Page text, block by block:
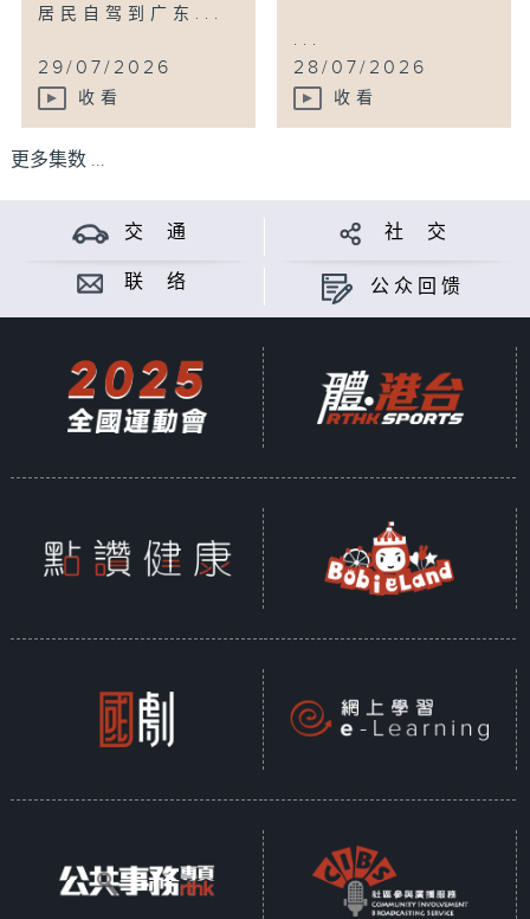
居民自驾到广东...
29/07/2026
收看
...
28/07/2026
收看
更多集数 ...
交 通 社 交
联 络 公众回馈